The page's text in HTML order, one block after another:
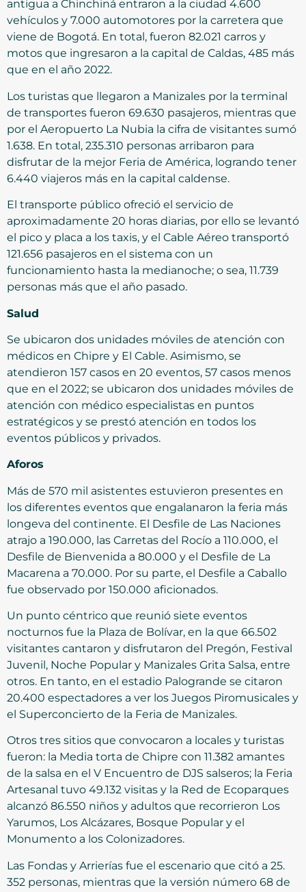
antigua a Chinchiná entraron a la ciudad 4.600
vehículos y 7.000 automotores por la carretera que
viene de Bogotá. En total, fueron 82.021 carros y
motos que ingresaron a la capital de Caldas, 485 más
que en el año 2022.
Los turistas que llegaron a Manizales por la terminal
de transportes fueron 69.630 pasajeros, mientras que
por el Aeropuerto La Nubia la cifra de visitantes sumó
1.638. En total, 235.310 personas arribaron para
disfrutar de la mejor Feria de América, logrando tener
6.440 viajeros más en la capital caldense.
El transporte público ofreció el servicio de
aproximadamente 20 horas diarias, por ello se levantó
el pico y placa a los taxis, y el Cable Aéreo transportó
121.656 pasajeros en el sistema con un
funcionamiento hasta la medianoche; o sea, 11.739
personas más que el año pasado.
Salud
Se ubicaron dos unidades móviles de atención con
médicos en Chipre y El Cable. Asimismo, se
atendieron 157 casos en 20 eventos, 57 casos menos
que en el 2022; se ubicaron dos unidades móviles de
atención con médico especialistas en puntos
estratégicos y se prestó atención en todos los
eventos públicos y privados.
Aforos
Más de 570 mil asistentes estuvieron presentes en
los diferentes eventos que engalanaron la feria más
longeva del continente. El Desfile de Las Naciones
atrajo a 190.000, las Carretas del Rocío a 110.000, el
Desfile de Bienvenida a 80.000 y el Desfile de La
Macarena a 70.000. Por su parte, el Desfile a Caballo
fue observado por 150.000 aficionados.
Un punto céntrico que reunió siete eventos
nocturnos fue la Plaza de Bolívar, en la que 66.502
visitantes cantaron y disfrutaron del Pregón, Festival
Juvenil, Noche Popular y Manizales Grita Salsa, entre
otros. En tanto, en el estadio Palogrande se citaron
20.400 espectadores a ver los Juegos Piromusicales y
el Superconcierto de la Feria de Manizales.
Otros tres sitios que convocaron a locales y turistas
fueron: la Media torta de Chipre con 11.382 amantes
de la salsa en el V Encuentro de DJS salseros; la Feria
Artesanal tuvo 49.132 visitas y la Red de Ecoparques
alcanzó 86.550 niños y adultos que recorrieron Los
Yarumos, Los Alcázares, Bosque Popular y el
Monumento a los Colonizadores.
Las Fondas y Arrierías fue el escenario que citó a 25.
352 personas, mientras que la versión número 68 de